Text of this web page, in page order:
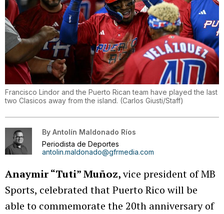
Francisco Lindor and the Puerto Rican team have played the last
two Clasicos away from the island. (Carlos Giusti/Staff)
By Antolín Maldonado Ríos
Periodista de Deportes
antolin.maldonado@gfrmedia.com
Anaymir “Tuti” Muñoz,vice president of MB
Sports, celebrated that Puerto Rico will be
able to commemorate the 20th anniversary of